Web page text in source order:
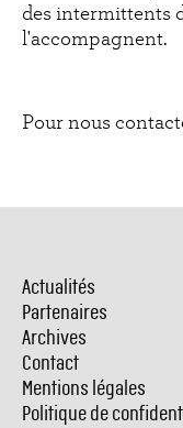
des intermittents
l'accompagnent.
Pour nous
Menu
Pied
de
page
Actualités
Partenaires
Archives
Contact
Mentions légales
Politique de